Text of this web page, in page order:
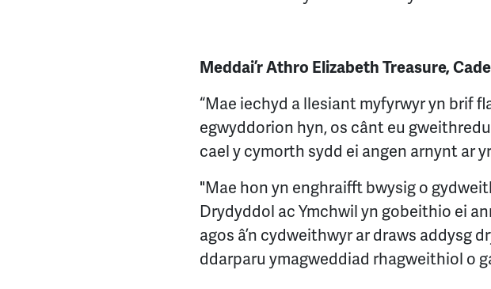
Meddai’r Athro Elizabeth Treasure,
“Mae iechyd a llesiant myfyrwyr yn brif
egwyddorion hyn, os cânt eu
cael y cymorth sydd ei angen arnynt ar
"Mae hon yn enghraifft bwysig o
Drydyddol ac Ymchwil yn gobeithio ei
agos â’n cydweithwyr ar draws addysg
ddarparu ymagweddiad rhagweithiol o